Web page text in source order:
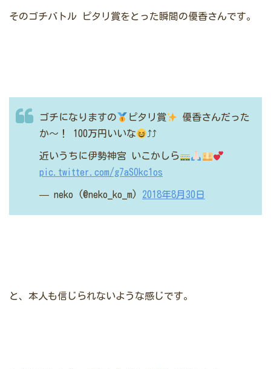
そのゴチバトル ピタリ賞をとった瞬間の優香さんです。
ゴチになりますの ピタリ賞
優香さんだった
か〜！
100万円いいな ⤴︎⤴︎
近いうちに伊勢神宮 いこかしら
pic.twitter.com/g7aSOkc1os
— neko (@neko_ko_m) 2018年8月30日
と、本人も信じられないような感じです。